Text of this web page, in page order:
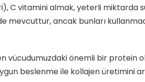
C vitamini almak, yeterli miktarda
mevcuttur, ancak bunları
vücudumuzdaki önemli bir protein
beslenme ile kollajen üretimini